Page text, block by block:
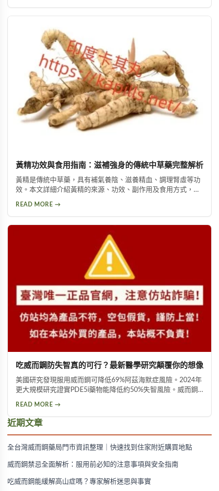
黃精功效與食用指南：滋補強身的傳統中草藥完整解析
黃精是傳統中草藥，具有補氣養陰、滋養精血、調理腎虛等功
效。本文詳細介紹黃精的來源、功效、副作用及食用方式，包
READ MORE →
吃威而鋼防失智真的可行？最新醫學研究顛覆你的想像
美國研究發現服用威而鋼可降低69%阿茲海默症風險。2024年
更大規模研究證實PDE5i藥物能降低約50%失智風險。威而鋼
且有心血管疾病者不宜使用。
READ MORE →
近期文章
全台灣威而鋼藥局門市資訊整理｜快速找到住家附近購買地點
威而鋼禁忌全面解析：服用前必知的注意事項與安全指南
吃威而鋼能緩解高山症嗎？專家解析迷思與事實